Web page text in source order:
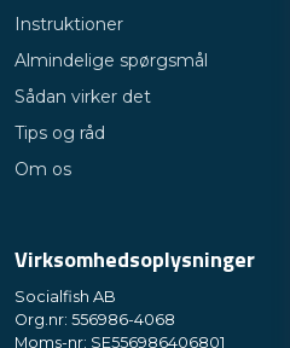
Instruktioner
Almindelige spørgsmål
Sådan virker det
Tips og råd
Om os
Virksomhedsoplysninger
Socialfish AB
Org.nr: 556986-4068
Moms-nr: SE556986406801